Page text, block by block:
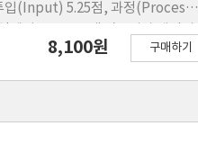
입(Input) 5.25점, 과정(Process)
계 경험 보완을 기대하였다. 투입
워크 유 지, 진로 영향이 높게 평
평가의 필요성을 제시했다는 점
8,100원 구매하기